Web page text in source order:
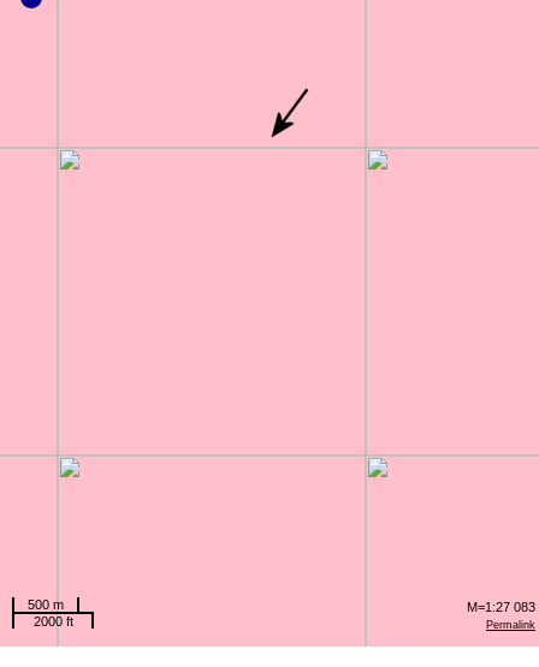
Permalink
500 m
2000 ft
M=1:27 083